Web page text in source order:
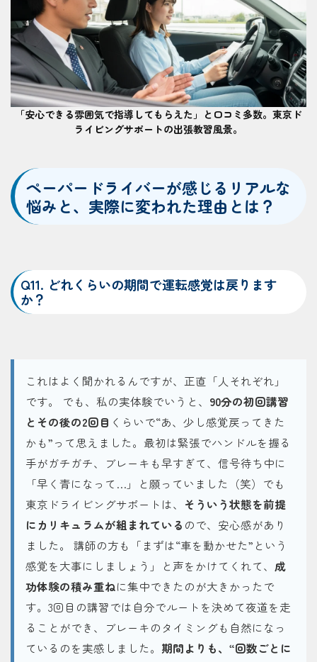
「安心できる雰囲気で指導してもらえた」と口コミ多数。東京ド
ライビングサポートの出張教習風景。
ペーパードライバーが感じるリアルな
悩みと、実際に変われた理由とは？
Q11. どれくらいの期間で運転感覚は戻ります
か？
これはよく聞かれるんですが、正直「人それぞれ」
です。 でも、私の実体験でいうと、 90分の初回講習
とその後の2回目 くらいで“あ、少し感覚戻ってきた
かも”って思えました。最初は緊張でハンドルを握る
手がガチガチ、ブレーキも早すぎて、信号待ち中に
「早く青になって…」と願っていました（笑）でも
東京ドライビングサポートは、 そういう状態を前提
にカリキュラムが組まれている ので、安心感があり
ました。 講師の方も「まずは“車を動かせた”という
感覚を大事にしましょう」と声をかけてくれて、 成
功体験の積み重ねに集中できたのが大きかったで
す。3回目の講習では自分でルートを決めて夜道を走
ることができ、ブレーキのタイミングも自然になっ
ているのを実感しました。 期間よりも、“回数ごとに